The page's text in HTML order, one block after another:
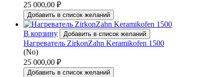
25 000,00 ₽
Добавить в список желаний
В корзину Добавить в список желаний
Нагреватель ZirkonZahn Keramikofen 1500
(No)
25 000,00 ₽
Добавить в список желаний